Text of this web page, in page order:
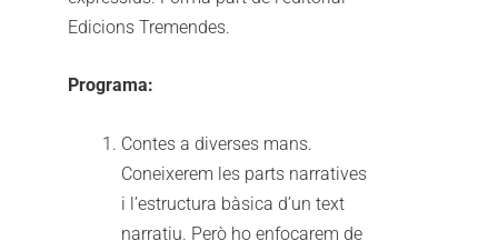
Edicions Tremendes.
Programa:
Contes a diverses mans.
Coneixerem les parts narratives
i l’estructura bàsica d’un text
narratiu. Però ho enfocarem de